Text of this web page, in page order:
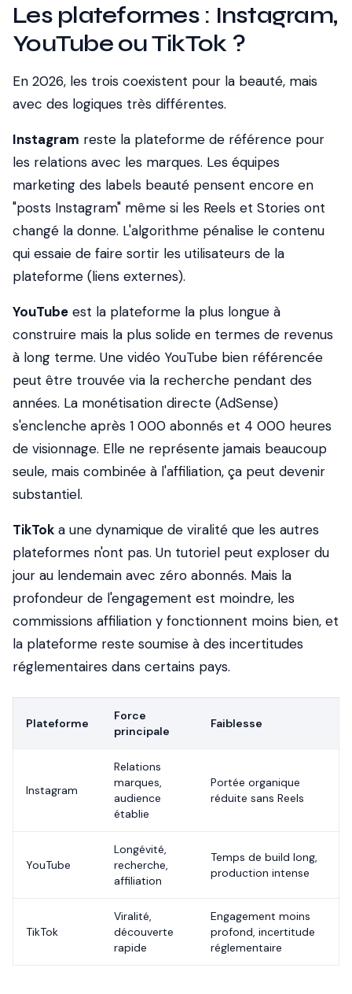
Les plateformes : Instagram,
YouTube ou TikTok ?
En 2026, les trois coexistent pour la beauté, mais
avec des logiques très différentes.
Instagram reste la plateforme de référence pour
les relations avec les marques. Les équipes
marketing des labels beauté pensent encore en
"posts Instagram" même si les Reels et Stories ont
changé la donne. L'algorithme pénalise le contenu
qui essaie de faire sortir les utilisateurs de la
plateforme (liens externes).
YouTube est la plateforme la plus longue à
construire mais la plus solide en termes de revenus
à long terme. Une vidéo YouTube bien référencée
peut être trouvée via la recherche pendant des
années. La monétisation directe (AdSense)
s'enclenche après 1 000 abonnés et 4 000 heures
de visionnage. Elle ne représente jamais beaucoup
seule, mais combinée à l'affiliation, ça peut devenir
substantiel.
TikTok a une dynamique de viralité que les autres
plateformes n'ont pas. Un tutoriel peut exploser du
jour au lendemain avec zéro abonnés. Mais la
profondeur de l'engagement est moindre, les
commissions affiliation y fonctionnent moins bien, et
la plateforme reste soumise à des incertitudes
réglementaires dans certains pays.
Plateforme
Force
principale
Faiblesse
Instagram
Relations
marques,
audience
établie
Portée organique
réduite sans Reels
YouTube
Longévité,
recherche,
affiliation
Temps de build long,
production intense
TikTok
Viralité,
découverte
rapide
Engagement moins
profond, incertitude
réglementaire